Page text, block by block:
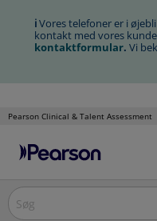
ℹVores telefoner er i
kontakt med vores
kontaktformular. Vi
Pearson Clinical & Talent Assessment
Spring
til
indholdet